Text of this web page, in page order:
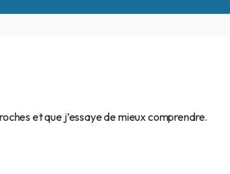
et que j’essaye de mieux comprendre.